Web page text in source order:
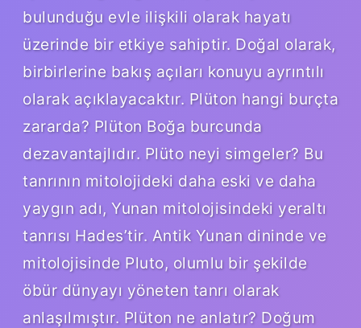
bulunduğu evle ilişkili olarak hayatı
üzerinde bir etkiye sahiptir. Doğal olarak,
birbirlerine bakış açıları konuyu ayrıntılı
olarak açıklayacaktır. Plüton hangi burçta
zararda? Plüton Boğa burcunda
dezavantajlıdır. Plüto neyi simgeler? Bu
tanrının mitolojideki daha eski ve daha
yaygın adı, Yunan mitolojisindeki yeraltı
tanrısı Hades’tir. Antik Yunan dininde ve
mitolojisinde Pluto, olumlu bir şekilde
öbür dünyayı yöneten tanrı olarak
anlaşılmıştır. Plüton ne anlatır? Doğum